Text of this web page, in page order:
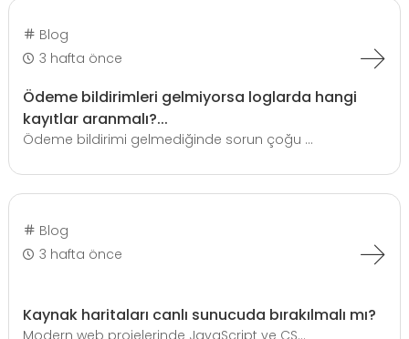
Blog
3 hafta önce
Ödeme bildirimleri gelmiyorsa loglarda hangi
kayıtlar aranmalı?...
Ödeme bildirimi gelmediğinde sorun çoğu ...
Blog
3 hafta önce
Kaynak haritaları canlı sunucuda bırakılmalı mı?
Modern web projelerinde JavaScript ve CS...